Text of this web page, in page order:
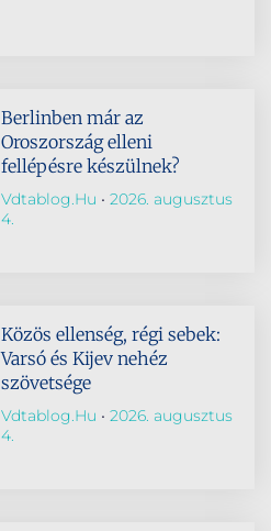
Berlinben már az
Oroszország elleni
fellépésre készülnek?
Vdtablog.hu
2026. augusztus
4.
Közös ellenség, régi sebek:
Varsó és Kijev nehéz
szövetsége
Vdtablog.hu
2026. augusztus
4.